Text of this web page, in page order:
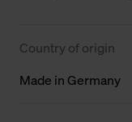
Country of origin
Made in Germany